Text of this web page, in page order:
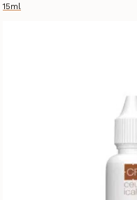
15ml